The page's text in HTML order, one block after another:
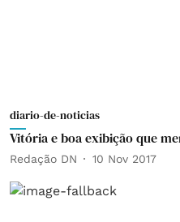
diario-de-noticias
Vitória e boa exibição que
Redação DN 10 Nov 2017